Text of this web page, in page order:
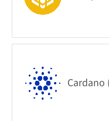
Cardano